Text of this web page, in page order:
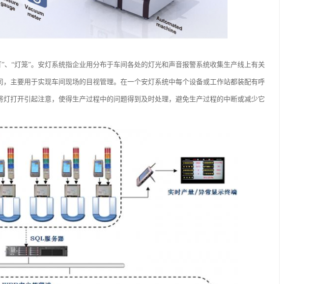
、“灯笼”。安灯系统指企业用分布于车间各处的灯光和声音报警系统收集生产线上有关
主要用于实现车间现场的目视管理。在一个安灯系统中每个设备或工作站都装配有呼
打开引起注意，使得生产过程中的问题得到及时处理，避免生产过程的中断或减少它